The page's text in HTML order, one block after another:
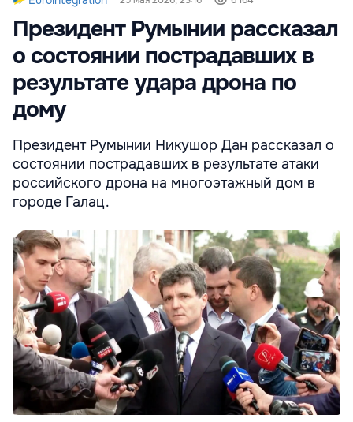
Президент Румынии рассказал
о состоянии пострадавших в
результате удара дрона по
дому
Президент Румынии Никушор Дан рассказал о
состоянии пострадавших в результате атаки
российского дрона на многоэтажный дом в
городе Галац.